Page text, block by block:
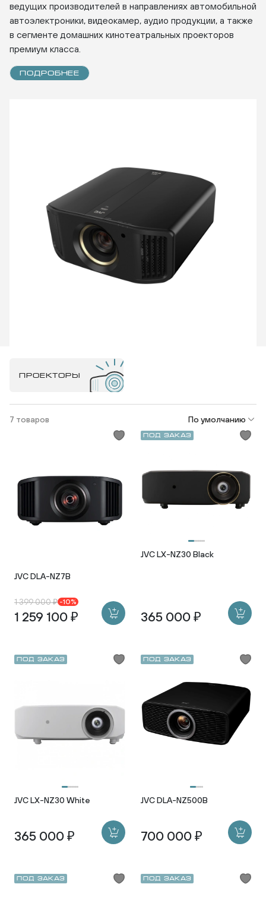
ведущих производителей в направлениях автомобильной
автоэлектроники, видеокамер, аудио продукции, а также
в сегменте домашних кинотеатральных проекторов
премиум класса.
ПОДРОБНЕЕ
ПРОЕКТОРЫ
7 товаров По умолчанию
JVC DLA-NZ7B
1 399 000 ₽ -10%
1 259 100 ₽
Под заказ
JVC LX-NZ30 Black
365 000 ₽
Под заказ
JVC LX-NZ30 White
365 000 ₽
Под заказ
JVC DLA-NZ500B
700 000 ₽
Под заказ Под заказ